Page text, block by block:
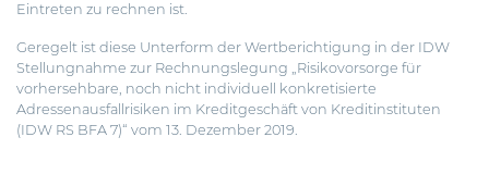
Eintreten zu rechnen ist.
Geregelt ist diese Unterform der Wertberichtigung in der IDW
Stellungnahme zur Rechnungslegung „Risikovorsorge für
vorhersehbare, noch nicht individuell konkretisierte
Adressenausfallrisiken im Kreditgeschäft von Kreditinstituten
(IDW RS BFA 7)“ vom 13. Dezember 2019.